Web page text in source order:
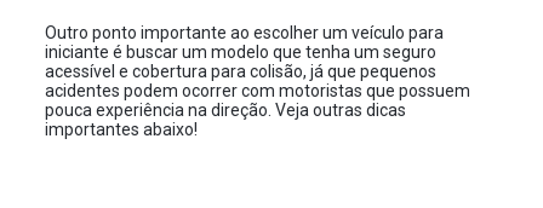
Outro ponto importante ao escolher um veículo para
iniciante é buscar um modelo que tenha um seguro
acessível e cobertura para colisão, já que pequenos
acidentes podem ocorrer com motoristas que possuem
pouca experiência na direção. Veja outras dicas
importantes abaixo!